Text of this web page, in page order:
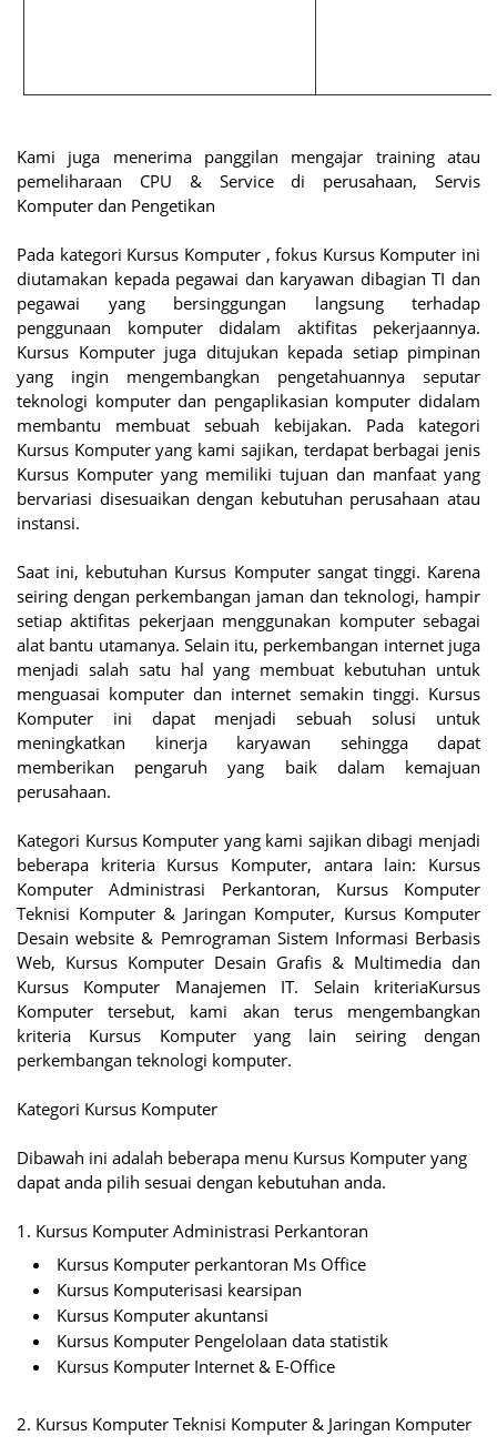
Kami juga menerima panggilan mengajar training atau
pemeliharaan CPU & Service di perusahaan, Servis
Komputer dan Pengetikan
Pada kategori Kursus Komputer , fokus Kursus Komputer ini
diutamakan kepada pegawai dan karyawan dibagian TI dan
pegawai yang bersinggungan langsung terhadap
penggunaan komputer didalam aktifitas pekerjaannya.
Kursus Komputer juga ditujukan kepada setiap pimpinan
yang ingin mengembangkan pengetahuannya seputar
teknologi komputer dan pengaplikasian komputer didalam
membantu membuat sebuah kebijakan. Pada kategori
Kursus Komputer yang kami sajikan, terdapat berbagai jenis
Kursus Komputer yang memiliki tujuan dan manfaat yang
bervariasi disesuaikan dengan kebutuhan perusahaan atau
instansi.
Saat ini, kebutuhan Kursus Komputer sangat tinggi. Karena
seiring dengan perkembangan jaman dan teknologi, hampir
setiap aktifitas pekerjaan menggunakan komputer sebagai
alat bantu utamanya. Selain itu, perkembangan internet juga
menjadi salah satu hal yang membuat kebutuhan untuk
menguasai komputer dan internet semakin tinggi. Kursus
Komputer ini dapat menjadi sebuah solusi untuk
meningkatkan kinerja karyawan sehingga dapat
memberikan pengaruh yang baik dalam kemajuan
perusahaan.
Kategori Kursus Komputer yang kami sajikan dibagi menjadi
beberapa kriteria Kursus Komputer, antara lain: Kursus
Komputer Administrasi Perkantoran, Kursus Komputer
Teknisi Komputer & Jaringan Komputer, Kursus Komputer
Desain website & Pemrograman Sistem Informasi Berbasis
Web, Kursus Komputer Desain Grafis & Multimedia dan
Kursus Komputer Manajemen IT. Selain kriteriaKursus
Komputer tersebut, kami akan terus mengembangkan
kriteria Kursus Komputer yang lain seiring dengan
perkembangan teknologi komputer.
Kategori Kursus Komputer
Dibawah ini adalah beberapa menu Kursus Komputer yang
dapat anda pilih sesuai dengan kebutuhan anda.
1. Kursus Komputer Administrasi Perkantoran
Kursus Komputer perkantoran Ms Office
Kursus Komputerisasi kearsipan
Kursus Komputer akuntansi
Kursus Komputer Pengelolaan data statistik
Kursus Komputer Internet & E-Office
2. Kursus Komputer Teknisi Komputer & Jaringan Komputer